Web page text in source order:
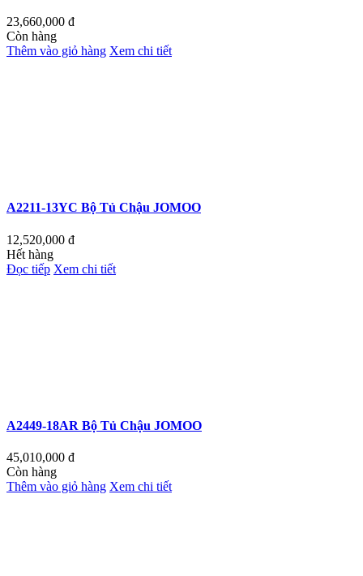
23,660,000 đ
Còn hàng
Thêm vào giỏ hàng Xem chi tiết
A2211-13YC Bộ Tủ Chậu JOMOO
12,520,000 đ
Hết hàng
Đọc tiếp Xem chi tiết
A2449-18AR Bộ Tủ Chậu JOMOO
45,010,000 đ
Còn hàng
Thêm vào giỏ hàng Xem chi tiết